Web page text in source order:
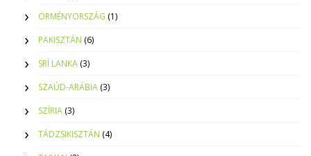
ÖRMÉNYORSZÁG (1)
PAKISZTÁN (6)
SRÍ LANKA (3)
SZAÚD-ARÁBIA (3)
SZÍRIA (3)
TÁDZSIKISZTÁN (4)